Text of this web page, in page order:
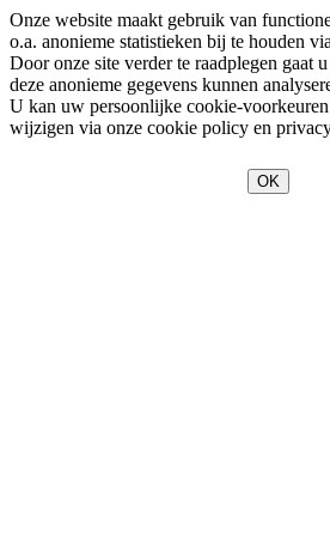
Onze website maakt gebruik van
o.a. anonieme statistieken bij te houden
Door onze site verder te raadplegen gaat
deze anonieme gegevens kunnen
U kan uw persoonlijke cookie-voorkeuren
wijzigen via onze cookie policy en
OK